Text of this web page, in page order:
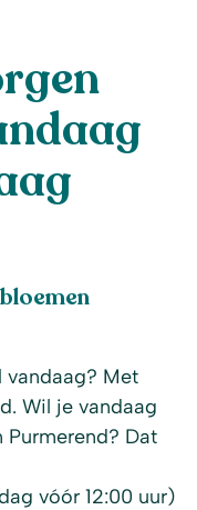
vandaag? Met
Wil je vandaag
Dat
vóór 12:00 uur)